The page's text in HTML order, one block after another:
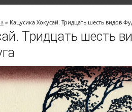
» Кацусика Хокусай. Тридцать шесть видов
Тридцать шесть